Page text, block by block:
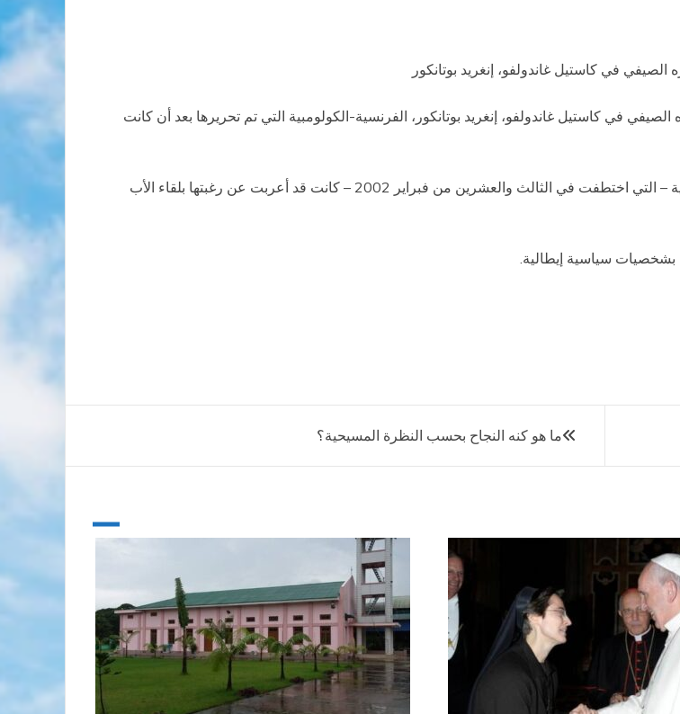
في كاستيل غاندولفو، إنغريد بوتانكور
في كاستيل غاندولفو، إنغريد بوتانكور، الفرنسية-الكولومبية التي تم تحريرها بعد أن كانت
وحسب ما افادت به إذاعة الفاتيكان فإن المرشحة السابقة للرئاسة الكولومبية – التي اختطفت في الثالث والعشرين من فبراير 2002 – كانت قد أعربت عن رغبتها بلقاء الأب
بشخصيات سياسية إيطالية.
ما هو كنه النجاح بحسب النظرة المسيحية؟